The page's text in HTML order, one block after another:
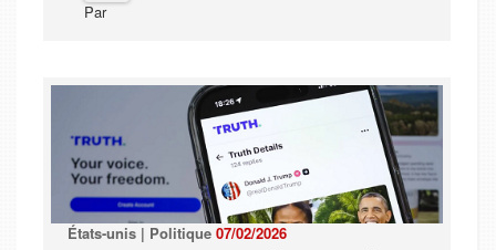
Par
États-unis | Politique 07/02/2026